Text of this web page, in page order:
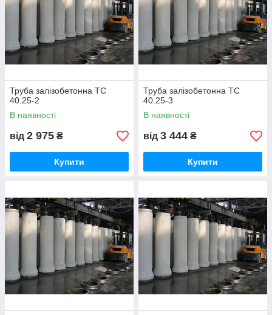
Труба залізобетонна ТС
40.25-2
В наявності
від 2 975 ₴
Купити
Труба залізобетонна ТС
40.25-3
В наявності
від 3 444 ₴
Купити